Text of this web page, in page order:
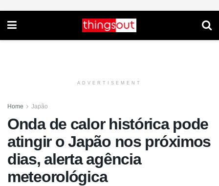
ADVERTISEMENT
Home Japão
Onda de calor histórica pode
atingir o Japão nos próximos
dias, alerta agência
meteorológica